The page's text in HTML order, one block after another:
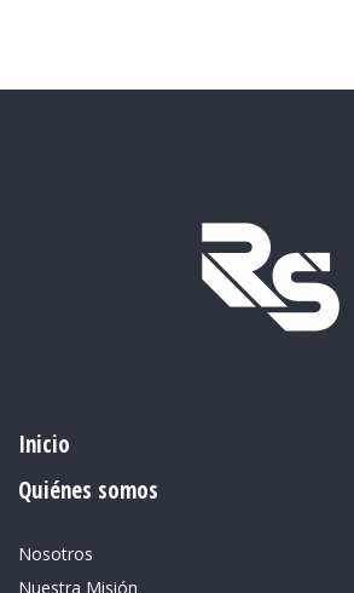
Inicio
Quiénes somos
Nosotros
Nuestra Misión